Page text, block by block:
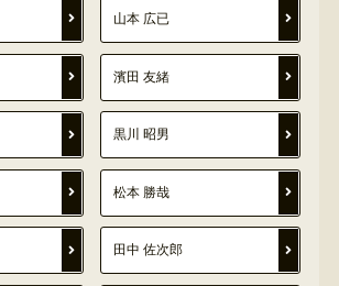
山本 広已
濱田 友緒
黒川 昭男
松本 勝哉
田中 佐次郎